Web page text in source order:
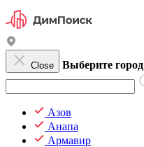
Close Выберите город
Азов
Анапа
Армавир